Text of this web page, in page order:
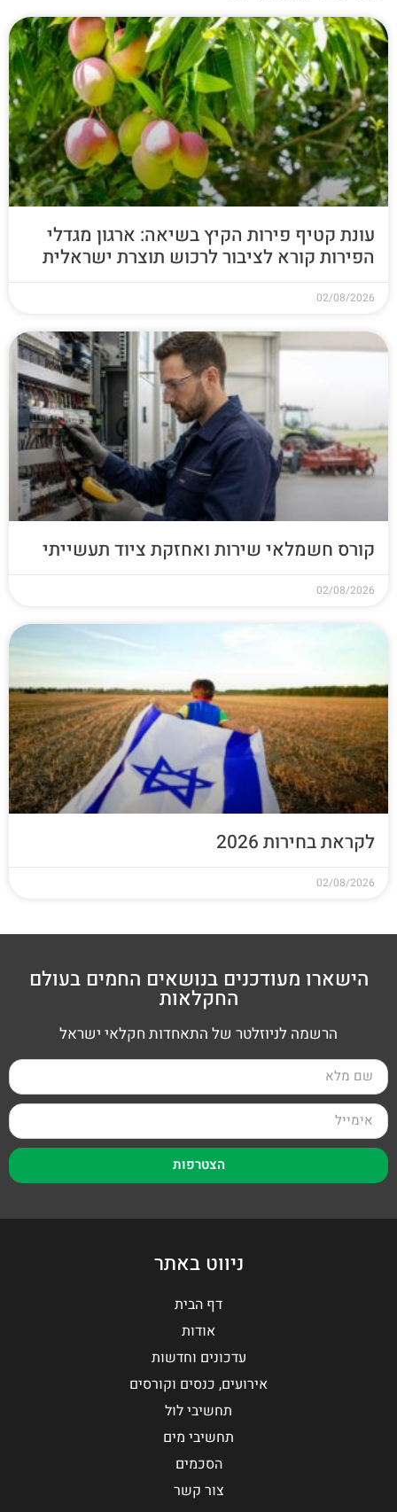
עונת קטיף פירות הקיץ בשיאה: ארגון מגדלי
הפירות קורא לציבור לרכוש תוצרת ישראלית
02/08/2026
קורס חשמלאי שירות ואחזקת ציוד תעשייתי
02/08/2026
לקראת בחירות 2026
02/08/2026
הישארו מעודכנים בנושאים החמים בעולם
החקלאות
הרשמה לניוזלטר של התאחדות חקלאי ישראל
הצטרפות
ניווט באתר
דף הבית
אודות
עדכונים וחדשות
אירועים, כנסים וקורסים
תחשיבי לול
תחשיבי מים
הסכמים
צור קשר